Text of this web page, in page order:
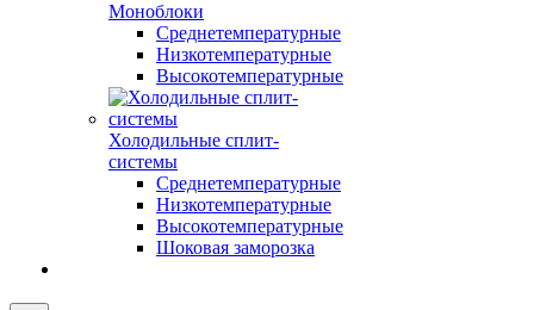
Моноблоки
Среднетемпературные
Низкотемпературные
Высокотемпературные
Холодильные сплит-
системы
Среднетемпературные
Низкотемпературные
Высокотемпературные
Шоковая заморозка